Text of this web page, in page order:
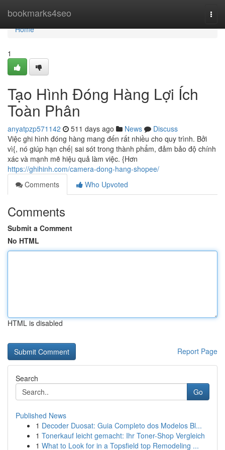
bookmarks4seo
Home
Home
1
Tạo Hình Đóng Hàng Lợi Ích
Toàn Phân
anyatpzp571142 511 days ago News
Discuss
Việc ghi hình đóng hàng mang đến rất nhiều cho quy trình. Bởi
vì{, nó giúp hạn chế| sai sót trong thành phẩm, đảm bảo độ chính
xác và mạnh mẽ hiệu quả làm việc. {Hơn
https://ghihinh.com/camera-dong-hang-shopee/
Comments
Who Upvoted
Comments
Submit a Comment
No HTML
HTML is disabled
Report Page
Search
Go
Published News
1 Decoder Duosat: Guia Completo dos Modelos Bl...
1 Tonerkauf leicht gemacht: Ihr Toner-Shop Vergleich
1 What to Look for in a Topsfield top Remodeling ...